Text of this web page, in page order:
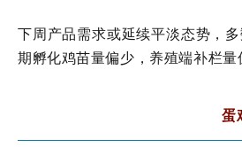
下周产品需求或延续平淡态势，
期孵化鸡苗量偏少，养殖端补栏
蛋